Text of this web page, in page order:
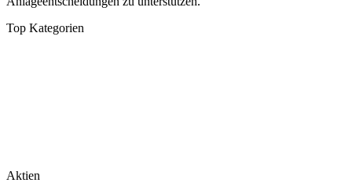
Top Kategorien
Aktien